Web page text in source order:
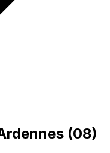
(08)